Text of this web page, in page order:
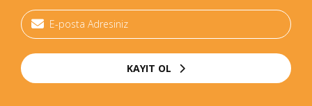
KAYIT OL